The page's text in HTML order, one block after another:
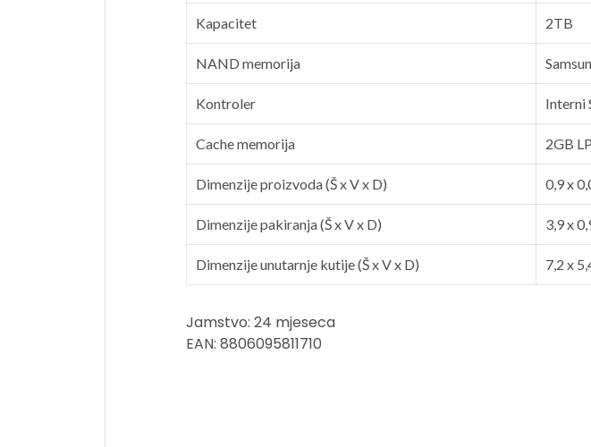
Kapacitet 2TB
NAND memorija
Kontroler Interni
Cache memorija 2GB
Dimenzije proizvoda (Š x V x D) 0,9 x
Dimenzije pakiranja (Š x V x D) 3,9 x
Dimenzije unutarnje kutije (Š x V x D) 7,2 x
Jamstvo: 24 mjeseca
EAN: 8806095811710